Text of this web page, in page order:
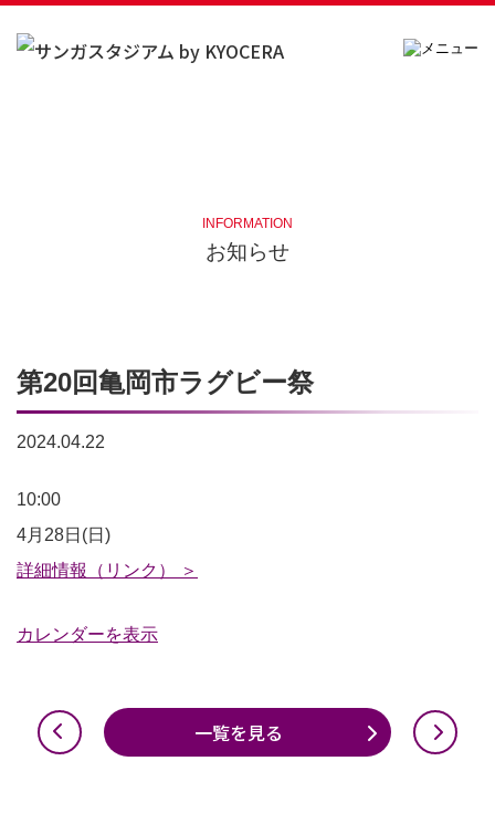
INFORMATION
お知らせ
第20回亀岡市ラグビー祭
2024.04.22
第
20
回
岡
10:00
4月28日(日)
詳細情報（リンク） ＞
カレンダーを表示
一覧を見る